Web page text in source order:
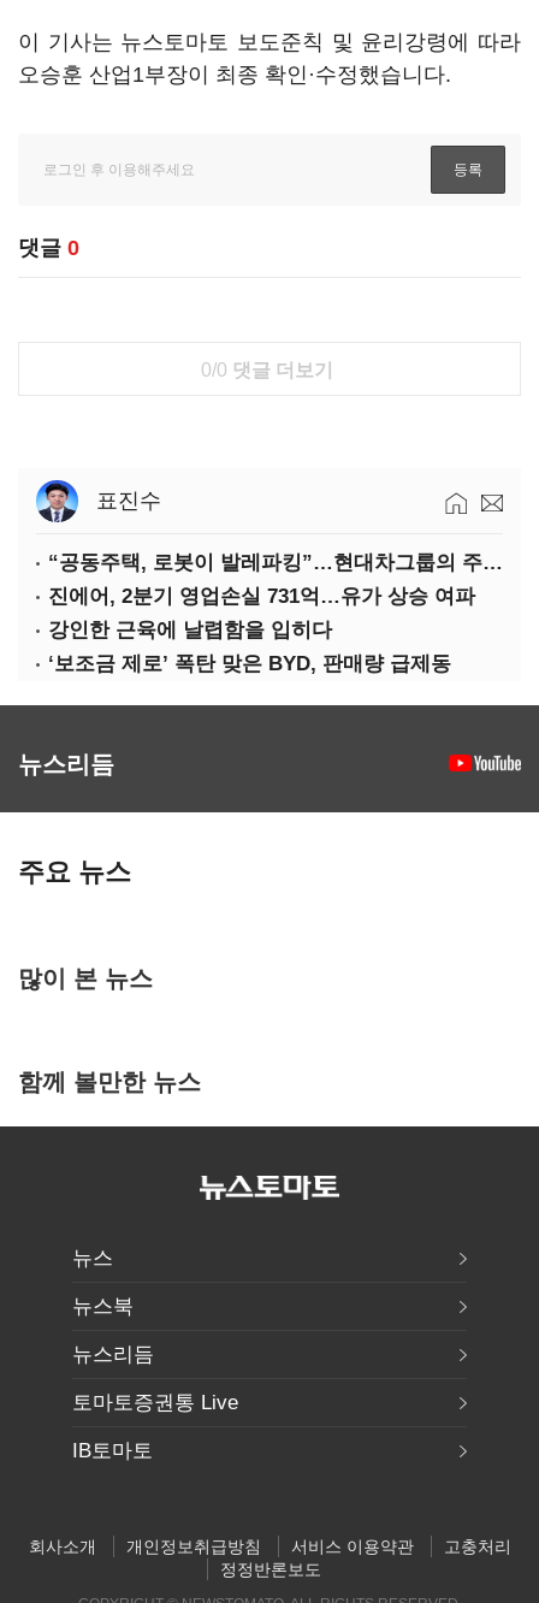
이 기사는 뉴스토마토 보도준칙 및 윤리강령에 따라
오승훈 산업1부장이 최종 확인·수정했습니다.
댓글 0
0/0 댓글 더보기
표진수
“공동주택, 로봇이 발레파킹”…현대차그룹의 주차 실험
진에어, 2분기 영업손실 731억…유가 상승 여파
강인한 근육에 날렵함을 입히다
‘보조금 제로’ 폭탄 맞은 BYD, 판매량 급제동
뉴스리듬
주요 뉴스
많이 본 뉴스
함께 볼만한 뉴스
뉴스
뉴스북
뉴스리듬
토마토증권통 Live
IB토마토
회사소개 개인정보취급방침 서비스 이용약관
고충처리
정정반론보도